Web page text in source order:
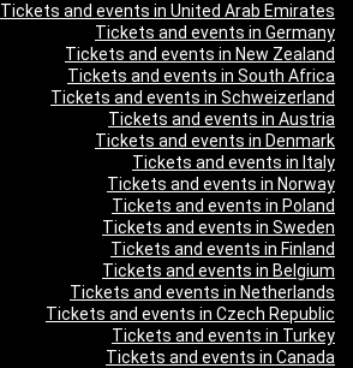
Tickets and events in United Arab Emirates
Tickets and events in Germany
Tickets and events in New Zealand
Tickets and events in South Africa
Tickets and events in Schweizerland
Tickets and events in Austria
Tickets and events in Denmark
Tickets and events in Italy
Tickets and events in Norway
Tickets and events in Poland
Tickets and events in Sweden
Tickets and events in Finland
Tickets and events in Belgium
Tickets and events in Netherlands
Tickets and events in Czech Republic
Tickets and events in Turkey
Tickets and events in Canada